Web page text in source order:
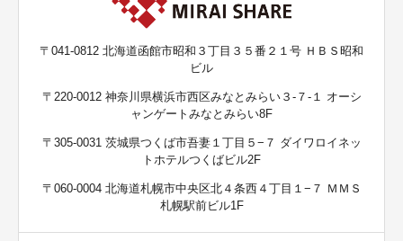
〒041-0812 北海道函館市昭和３丁目３５番２１号 ＨＢＳ昭和
ビル
〒220-0012 神奈川県横浜市西区みなとみらい３-７-１ オーシ
ャンゲートみなとみらい8F
〒305-0031 茨城県つくば市吾妻１丁目５−７ ダイワロイネッ
トホテルつくばビル2F
〒060-0004 北海道札幌市中央区北４条西４丁目１−７ ＭＭＳ
札幌駅前ビル1F